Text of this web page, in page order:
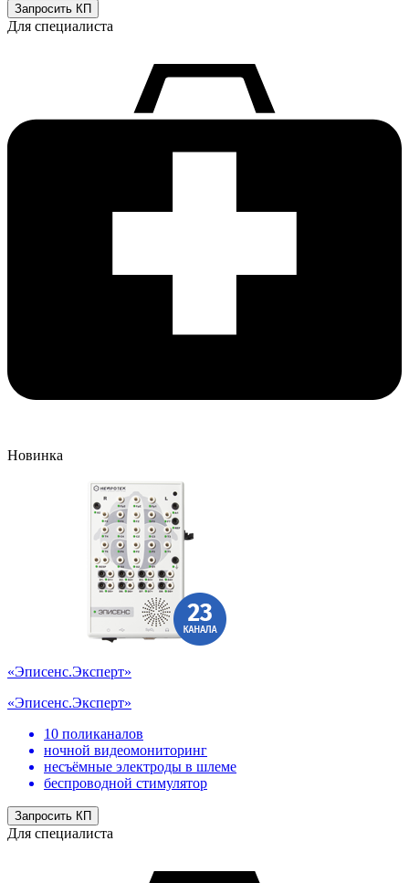
Запросить КП
Для специалиста
Новинка
«Эписенс.Эксперт»
«Эписенс.Эксперт»
10 поликаналов
ночной видеомониторинг
несъёмные электроды в шлеме
беспроводной стимулятор
Запросить КП
Для специалиста